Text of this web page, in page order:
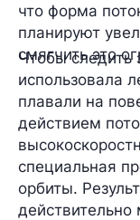
что форма
планируют
смягчить это
Чтобы следить
использовала
плавали на
действием
специальная
орбиты.